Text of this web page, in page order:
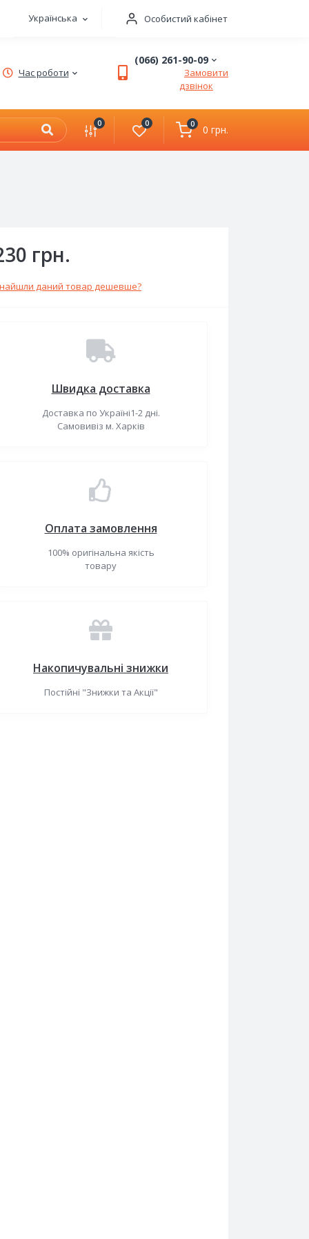
Українська Особистий кабінет
Час роботи
(066) 261-90-09
Замовити
дзвінок
0 0 0 0 грн.
грн.
даний товар дешевше?
Швидка доставка
Доставка по Україні1-2 дні.
Самовивіз м. Харків
Оплата замовлення
100% оригінальна якість
товару
Накопичувальні знижки
Постійні "Знижки та Акції"